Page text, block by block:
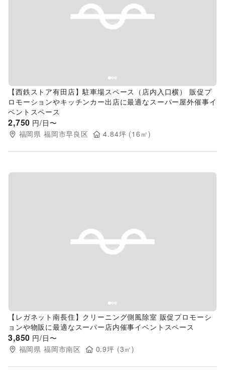
Previous slide
【西鉄ストア有田店】駐車場スペース（店内入口横） 販促プ
ロモーションやキッチンカー出店に最適なスーパー屋外催事イ
ベントスペース
2,750 円/日〜
福岡県 福岡市早良区 4.84坪 (16 ㎡)
Previous slide
【レガネット南長住】クリーニング側風除室 販促プロモーシ
ョンや物販に最適なスーパー店内催事イベントスペース
3,850 円/日〜
福岡県 福岡市南区 0.9坪 (3㎡)